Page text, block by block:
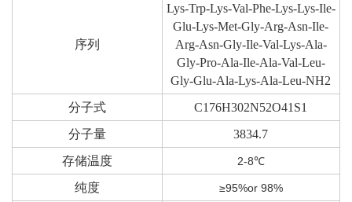
序列
Lys-Trp-Lys-Val-Phe-Lys-Lys-Ile-
Glu-Lys-Met-Gly-Arg-Asn-Ile-
Arg-Asn-Gly-Ile-Val-Lys-Ala-
Gly-Pro-Ala-Ile-Ala-Val-Leu-
Gly-Glu-Ala-Lys-Ala-Leu-NH2
分子式
C176H302N52O41S1
分子量
3834.7
存储温度
2-8℃
纯度 ≥95%or 98%